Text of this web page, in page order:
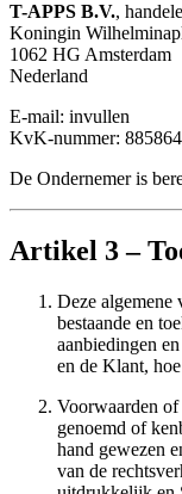
T-APPS B.V.,
Koningin
1062 HG Amsterdam
Nederland
E-mail: invullen
KvK-nummer:
De Ondernemer is
Artikel 3 –
Deze algemene
bestaande en
aanbiedingen
en de Klant,
Voorwaarden
genoemd of
hand gewezen
van de